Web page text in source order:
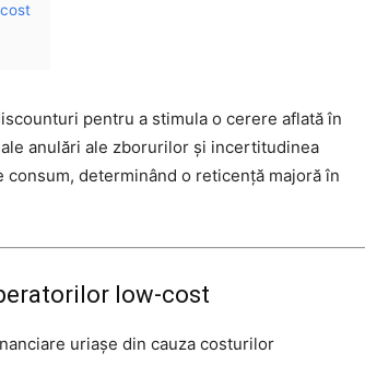
pentru a stimula o cerere aflată în
anulări ale zborurilor și incertitudinea
determinând o reticență majoră în
low-cost
uriașe din cauza costurilor